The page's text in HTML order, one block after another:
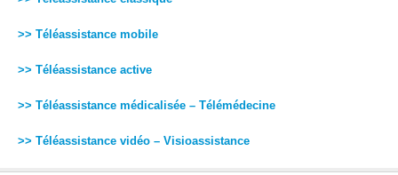
>> Téléassistance mobile
>> Téléassistance active
>> Téléassistance médicalisée – Télémédecine
>> Téléassistance vidéo – Visioassistance